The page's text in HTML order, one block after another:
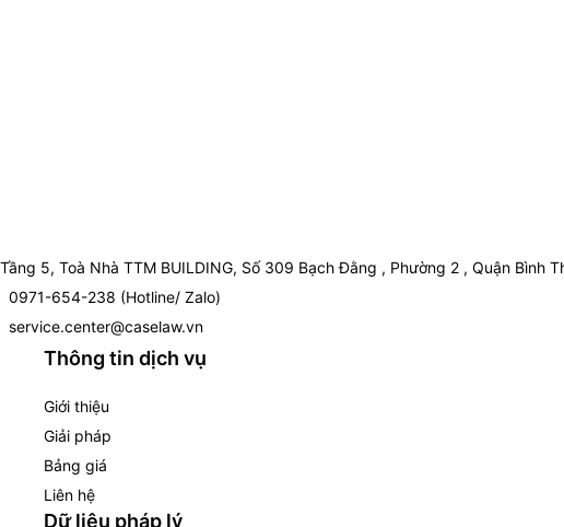
Tầng 5, Toà Nhà TTM BUILDING, Số 309 Bạch Đằng , Phường 2 , Quận Bình
0971-654-238 (Hotline/ Zalo)
service.center@caselaw.vn
Thông tin dịch vụ
Giới thiệu
Giải pháp
Bảng giá
Liên hệ
Dữ liệu pháp lý